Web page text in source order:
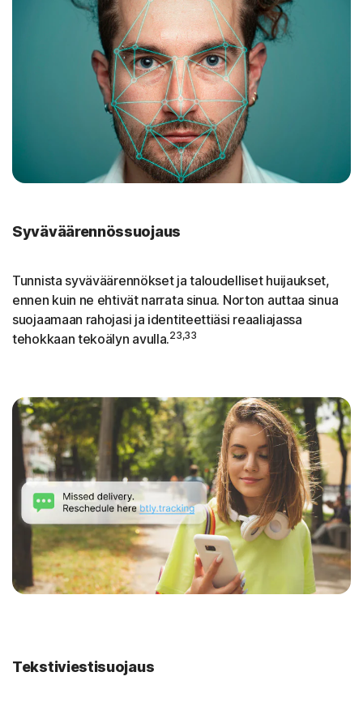
Syväväärennössuojaus
Tunnista syväväärennökset ja taloudelliset huijaukset,
ennen kuin ne ehtivät narrata sinua. Norton auttaa sinua
suojaamaan rahojasi ja identiteettiäsi reaaliajassa
tehokkaan tekoälyn avulla.23,33
Tekstiviestisuojaus